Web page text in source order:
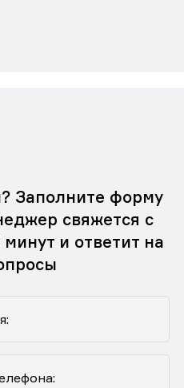
Заполните форму
свяжется с
и ответит на